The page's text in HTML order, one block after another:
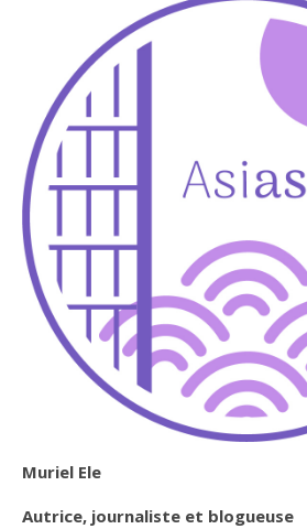
Muriel Ele
Autrice, journaliste et blogueuse